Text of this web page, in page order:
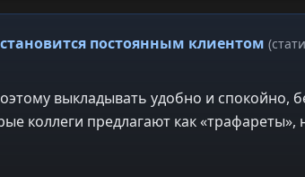
постоянным клиентом
выкладывать удобно и спокойно,
коллеги предлагают как «трафареты»,